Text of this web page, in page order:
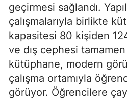
geçirmesi sağlandı.
çalışmalarıyla birlikte
kapasitesi 80 kişiden
ve dış cephesi
kütüphane, modern
çalışma ortamıyla
görüyor. Öğrencilere